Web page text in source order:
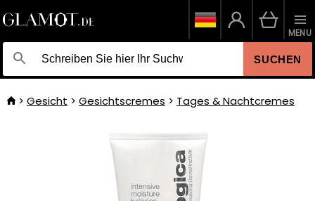
SUCHEN
MENU
Gesicht Gesichtscremes Tages & Nachtcremes